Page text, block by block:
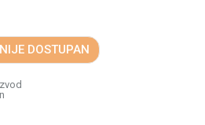
DOSTUPAN